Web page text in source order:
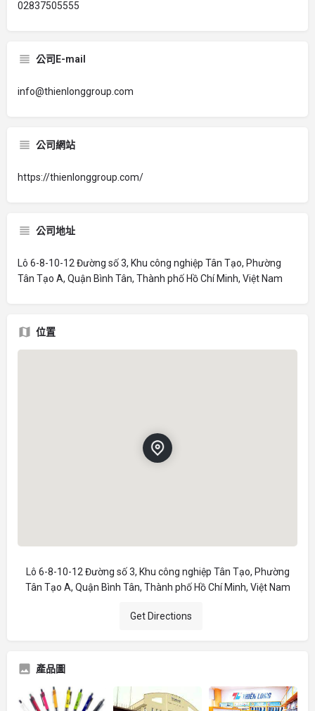
02837505555
公司E-mail
info@thienlonggroup.com
公司網站
https://thienlonggroup.com/
公司地址
Lô 6-8-10-12 Đường số 3, Khu công nghiệp Tân Tạo, Phường
Tân Tạo A, Quận Bình Tân, Thành phố Hồ Chí Minh, Việt Nam
位置
Lô 6-8-10-12 Đường số 3, Khu công nghiệp Tân Tạo, Phường
Tân Tạo A, Quận Bình Tân, Thành phố Hồ Chí Minh, Việt Nam
Get Directions
產品圖